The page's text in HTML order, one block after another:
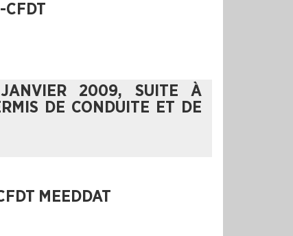
CFDT
2009, SUITE À
DE CONDUITE ET DE
MEEDDAT